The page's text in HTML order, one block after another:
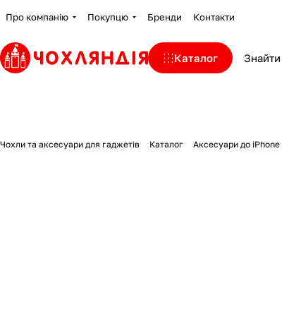
Про компанію Покупцю Бренди Контакти
Каталог
Чохли та аксесуари для гаджетів Каталог Аксесуари до iPhone